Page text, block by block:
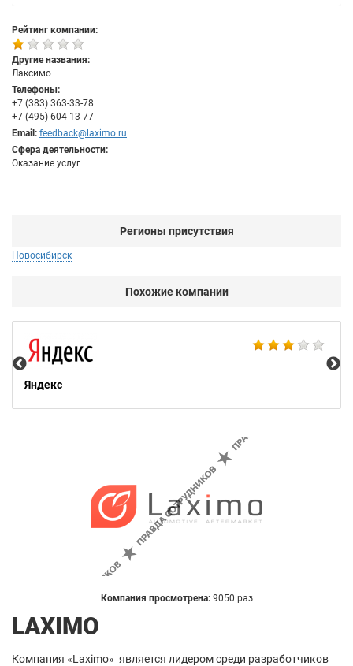
Рейтинг компании:
Другие названия:
Лаксимо
Телефоны:
+7 (383) 363-33-78
+7 (495) 604-13-77
Email: feedback@laximo.ru
Сфера деятельности:
Оказание услуг
Регионы присутствия
Новосибирск
Похожие компании
Яндекс
Компания просмотрена: 9050 раз
LAXIMO
Компания «Laximo» является лидером среди разработчиков